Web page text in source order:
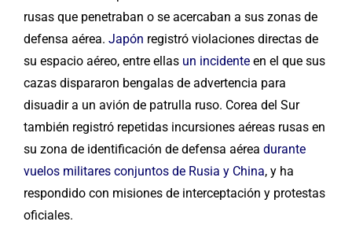
rusas que penetraban o se acercaban a sus zonas de
defensa aérea. Japón registró violaciones directas de
su espacio aéreo, entre ellas un incidente en el que sus
cazas dispararon bengalas de advertencia para
disuadir a un avión de patrulla ruso. Corea del Sur
también registró repetidas incursiones aéreas rusas en
su zona de identificación de defensa aérea durante
vuelos militares conjuntos de Rusia y China, y ha
respondido con misiones de interceptación y protestas
oficiales.